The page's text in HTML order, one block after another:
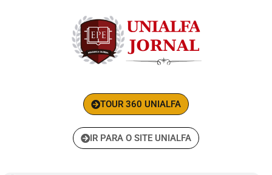
TOUR 360 UNIALFA
IR PARA O SITE UNIALFA